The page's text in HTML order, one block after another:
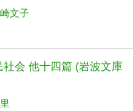
文子
社会 他十四篇 (岩波文庫